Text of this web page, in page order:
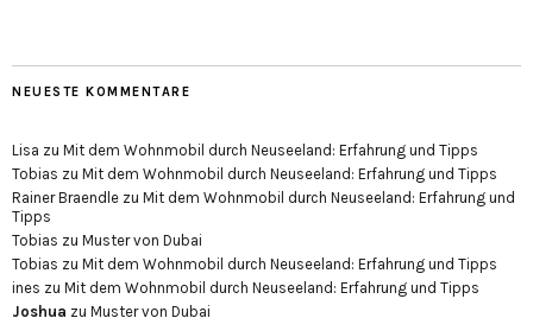
NEUESTE KOMMENTARE
Lisa zu Mit dem Wohnmobil durch Neuseeland: Erfahrung und Tipps
Tobias zu Mit dem Wohnmobil durch Neuseeland: Erfahrung und Tipps
Rainer Braendle zu Mit dem Wohnmobil durch Neuseeland: Erfahrung und
Tipps
Tobias zu Muster von Dubai
Tobias zu Mit dem Wohnmobil durch Neuseeland: Erfahrung und Tipps
ines zu Mit dem Wohnmobil durch Neuseeland: Erfahrung und Tipps
Joshua zu Muster von Dubai